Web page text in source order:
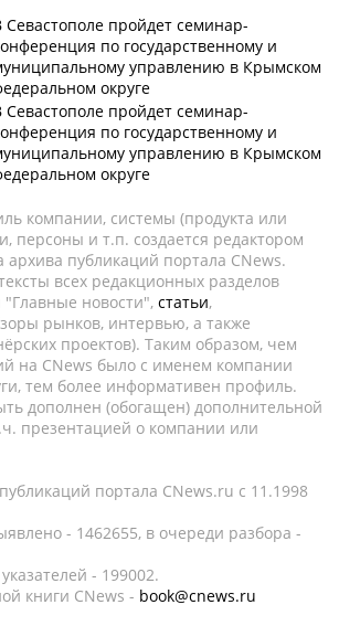
Севастополе пройдет семинар-
по государственному и
управлению в Крымском
округе
Севастополе пройдет семинар-
по государственному и
управлению в Крымском
округе
компании, системы (продукта или
персоны и т.п. создается редактором
архива публикаций портала CNews.
всех редакционных разделов
"Главные новости", статьи,
рынков, интервью, а также
проектов). Таким образом, чем
на CNews было с именем компании
тем более информативен профиль.
дополнен (обогащен) дополнительной
презентацией о компании или
портала CNews.ru c 11.1998
- 1462655, в очереди разбора -
- 199002.
книги CNews - book@cnews.ru